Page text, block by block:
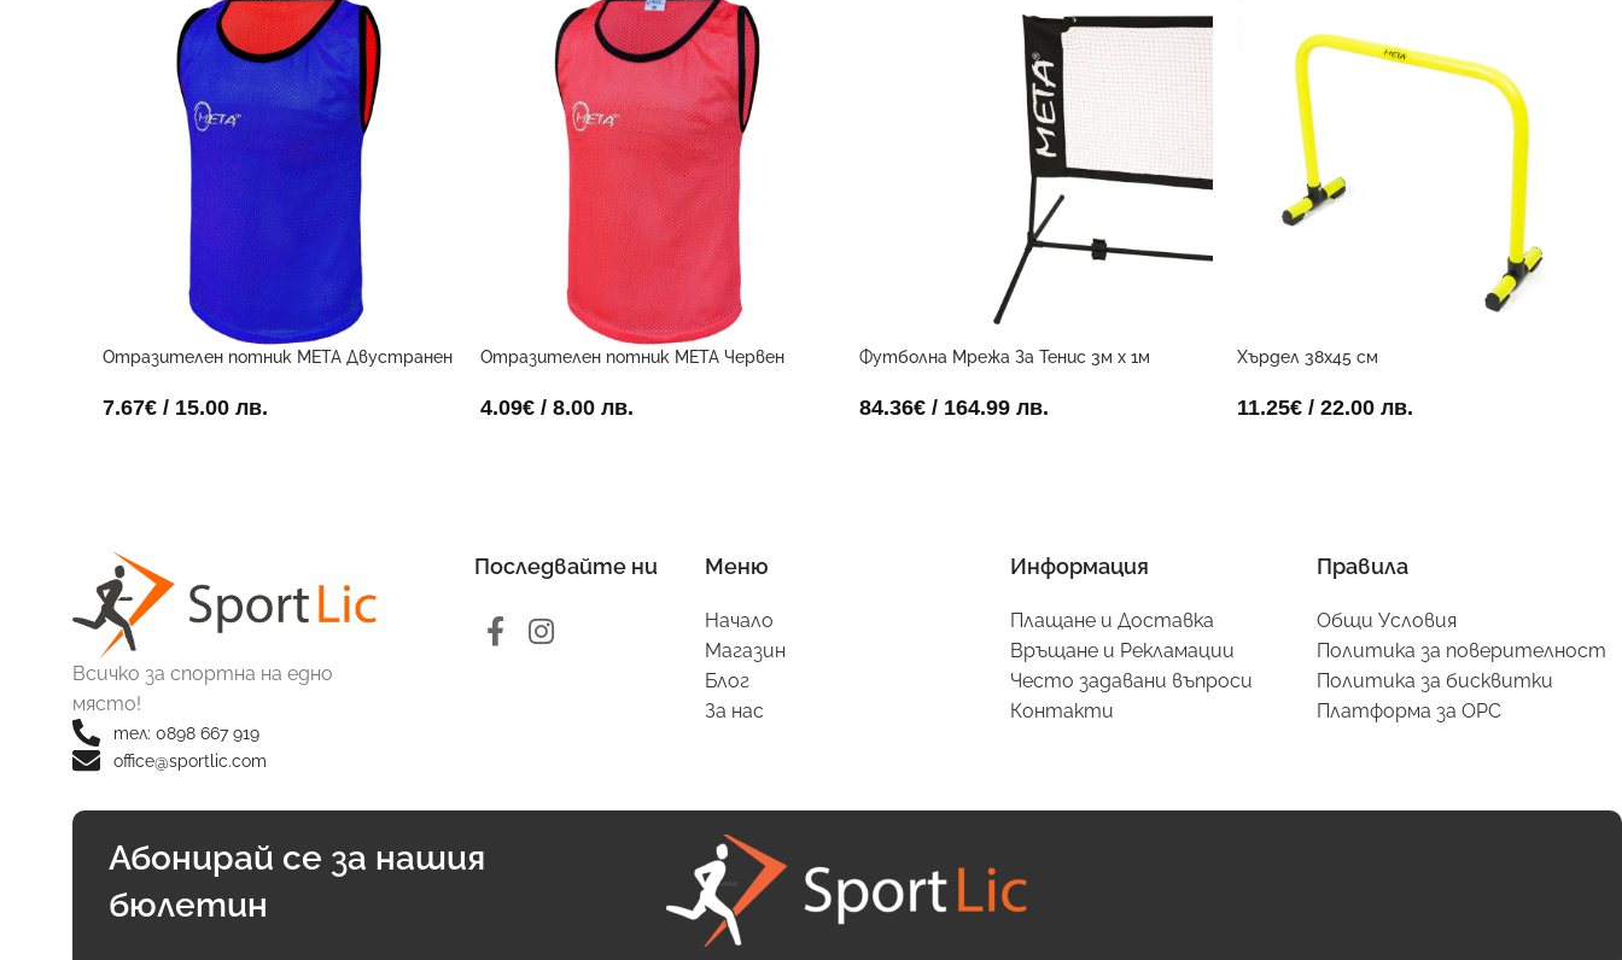
Отразителен потник META Двустранен
7.67€ / 15.00 лв.
Отразителен потник META Червен
4.09€ / 8.00 лв.
Футболна Мрежа За Тенис 3м x 1м
84.36€/ 164.99 лв.
Хърдел 38х45 см
11.25€ / 22.00 лв.
Всичко за спортна на едно
място!
тел: 0898 667 919
office@sportlic.com
Последвайте ни Меню
Начало
Магазин
Блог
За нас
Информация
Плащане и Доставка
Връщане и Рекламации
Често задавани въпроси
Контакти
Правила
Общи Условия
Политика за поверителност
Политика за бисквитки
Платформа за ОРС
Абонирай се за нашия
бюлетин